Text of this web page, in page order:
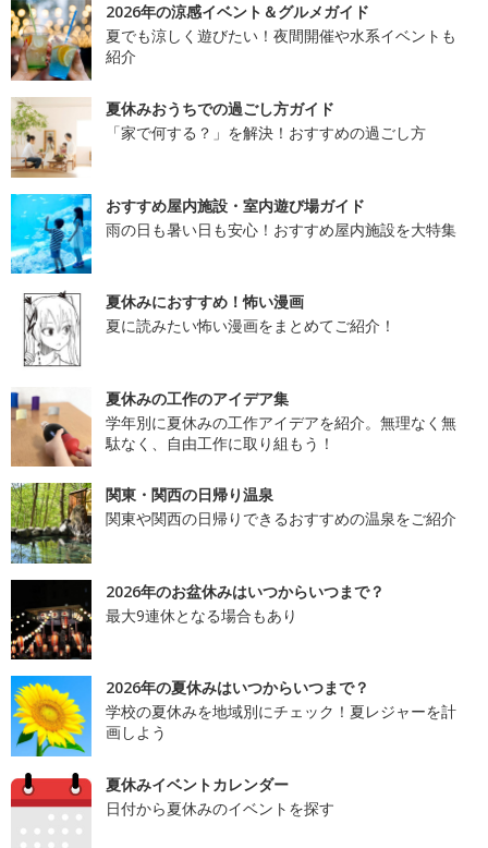
2026年の涼感イベント＆グルメガイド
夏でも涼しく遊びたい！夜間開催や水系イベントも
紹介
夏休みおうちでの過ごし方ガイド
「家で何する？」を解決！おすすめの過ごし方
おすすめ屋内施設・室内遊び場ガイド
雨の日も暑い日も安心！おすすめ屋内施設を大特集
夏休みにおすすめ！怖い漫画
夏に読みたい怖い漫画をまとめてご紹介！
夏休みの工作のアイデア集
学年別に夏休みの工作アイデアを紹介。無理なく無
駄なく、自由工作に取り組もう！
関東・関西の日帰り温泉
関東や関西の日帰りできるおすすめの温泉をご紹介
2026年のお盆休みはいつからいつまで？
最大9連休となる場合もあり
2026年の夏休みはいつからいつまで？
学校の夏休みを地域別にチェック！夏レジャーを計
画しよう
夏休みイベントカレンダー
日付から夏休みのイベントを探す